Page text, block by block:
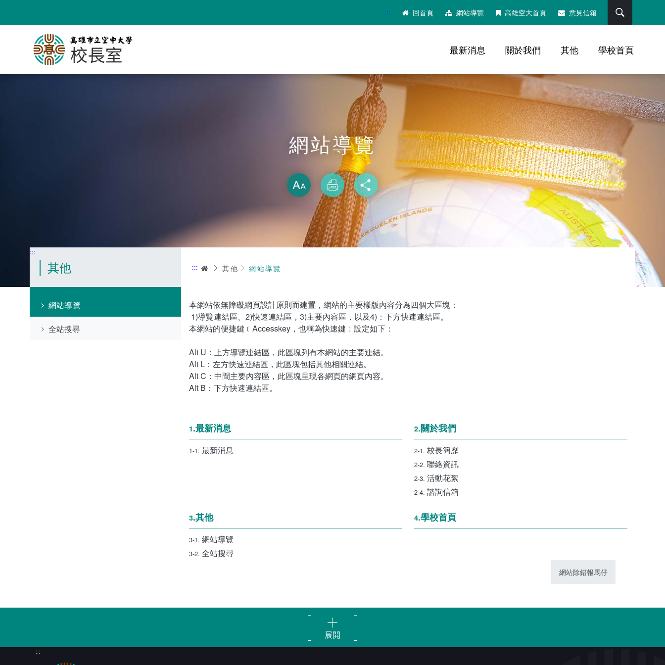
要
::: 回首頁 網站導覽 高雄空大首頁 意見信箱
最新消息 關於我們 其他 學校首頁
網站導覽
略過字型切換，社群分享工具列
放大
列印 分享
:::
其他
網站導覽
全站搜尋
::: 首頁其他 網站導覽
本網站依無障礙網頁設計原則而建置，網站的主要樣版內容分為四個大區塊：
1)導覽連結區、2)快速連結區，3)主要內容區，以及4)：下方快速連結區。
本網站的便捷鍵﹝Accesskey，也稱為快速鍵﹞設定如下：
Alt U：上方導覽連結區，此區塊列有本網站的主要連結。
Alt L：左方快速連結區，此區塊包括其他相關連結。
Alt C：中間主要內容區，此區塊呈現各網頁的網頁內容。
Alt B：下方快速連結區。
1.最新消息
1-1. 最新消息
2.關於我們
2-1. 校長簡歷
2-2. 聯絡資訊
2-3. 活動花絮
2-4. 諮詢信箱
3.其他
3-1. 網站導覽
3-2. 全站搜尋
4.學校首頁
網站除錯報馬仔
展開
:::